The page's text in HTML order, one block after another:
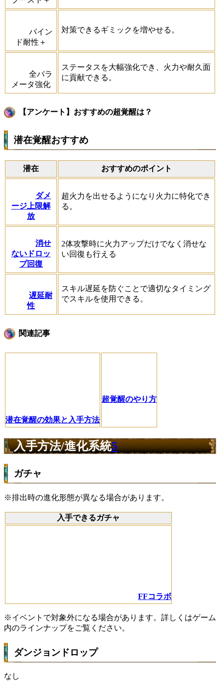
バイン
ド耐性＋
対策できるギミックを増やせる。
全パラ
メータ強化
ステータスを大幅強化でき、火力や耐久面
に貢献できる。
【アンケート】おすすめの超覚醒は？
潜在覚醒おすすめ
潜在 おすすめのポイント
ダメ
ージ上限解
放
超火力を出せるようになり火力に特化でき
る。
消せ
ないドロッ
プ回復
2体攻撃時に火力アップだけでなく消せな
い回復も行える
遅延耐
性
スキル遅延を防ぐことで適切なタイミング
でスキルを使用できる。
関連記事
潜在覚醒の効果と入手方法
超覚醒のやり方
入手方法/進化系統5
ガチャ
※排出時の進化形態が異なる場合があります。
入手できるガチャ
FFコラボ
※イベントで対象外になる場合があります。詳しくはゲーム
内のラインナップをご覧ください。
ダンジョンドロップ
なし